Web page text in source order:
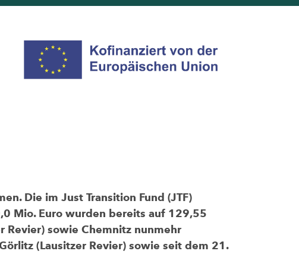
Die im Just Transition Fund (JTF)
Mio. Euro wurden bereits auf 129,55
Revier) sowie Chemnitz nunmehr
(Lausitzer Revier) sowie seit dem 21.